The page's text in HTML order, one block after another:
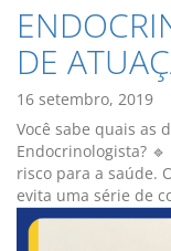
DE
16 setembro, 2019
Você sabe quais as
Endocrinologista?
risco para a saúde.
evita uma série de